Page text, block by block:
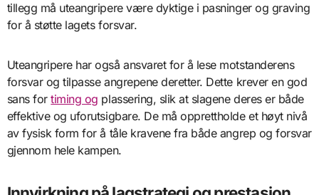
tillegg må uteangripere være dyktige i pasninger og graving
for å støtte lagets forsvar.
Uteangripere har også ansvaret for å lese motstanderens
forsvar og tilpasse angrepene deretter. Dette krever en god
sans fortiming og plassering, slik at slagene deres er både
effektive og uforutsigbare. De må opprettholde et høyt nivå
av fysisk form for å tåle kravene fra både angrep og forsvar
gjennom hele kampen.